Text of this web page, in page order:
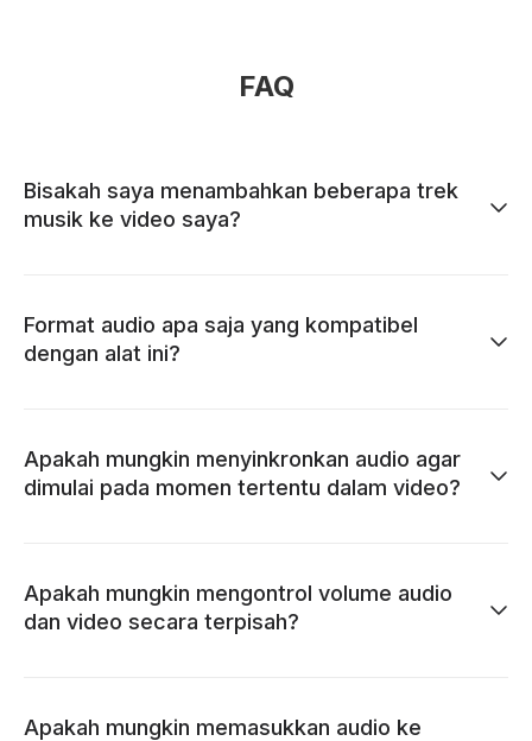
FAQ
Bisakah saya menambahkan beberapa trek
musik ke video saya?
Format audio apa saja yang kompatibel
dengan alat ini?
Apakah mungkin menyinkronkan audio agar
dimulai pada momen tertentu dalam video?
Apakah mungkin mengontrol volume audio
dan video secara terpisah?
Apakah mungkin memasukkan audio ke